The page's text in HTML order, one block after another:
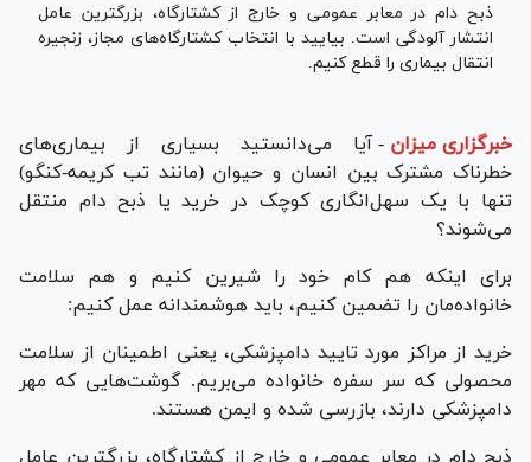
ذبح دام در معابر عمومی و خارج از کشتارگاه، بزرگترین عامل
انتشار آلودگی است. بیایید با انتخاب کشتارگاه‌های مجاز، زنجیره
انتقال بیماری را قطع کنیم.
خبرگزاری میزان - آیا می‌دانستید بسیاری از بیماری‌های
خطرناک مشترک بین انسان و حیوان (مانند تب کریمه-کنگو)
تنها با یک سهل‌انگاری کوچک در خرید یا ذبح دام منتقل
می‌شوند؟
برای اینکه هم کام خود را شیرین کنیم و هم سلامت
خانواده‌مان را تضمین کنیم، باید هوشمندانه عمل کنیم:
خرید از مراکز مورد تایید دامپزشکی، یعنی اطمینان از سلامت
محصولی که سر سفره خانواده می‌بریم. گوشت‌هایی که مهر
دامپزشکی دارند، بازرسی شده و ایمن هستند.
ذبح دام در معابر عمومی و خارج از کشتارگاه، بزرگترین عامل